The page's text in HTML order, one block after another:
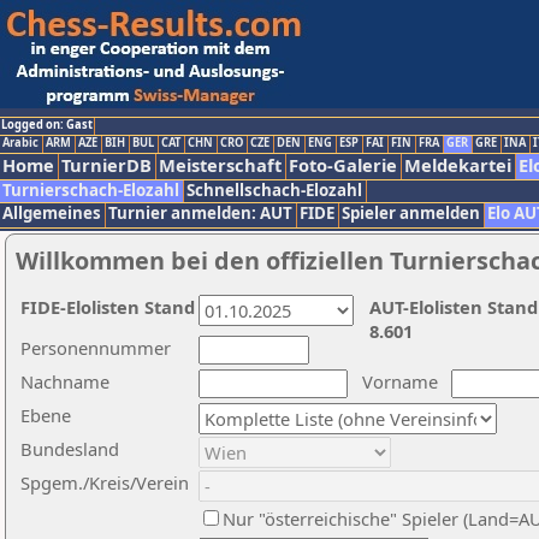
Logged on: Gast
Arabic ARM AZE BIH BUL CAT CHN CRO CZE DEN ENG ESP FAI FIN FRA GER GRE INA
Home TurnierDB Meisterschaft Foto-Galerie Meldekartei
Turnierschach-Elozahl Schnellschach-Elozahl
Allgemeines Turnier anmelden: AUT FIDE Spieler anmelden Elo
Willkommen bei den offiziellen
Nachname
Vorname
Ebene
Personennummer
Bundesland
Spgem./Kreis/Verein
Nur "österreichische" Spieler
AUT-Elolisten
8.601
FIDE-Elolisten Stand